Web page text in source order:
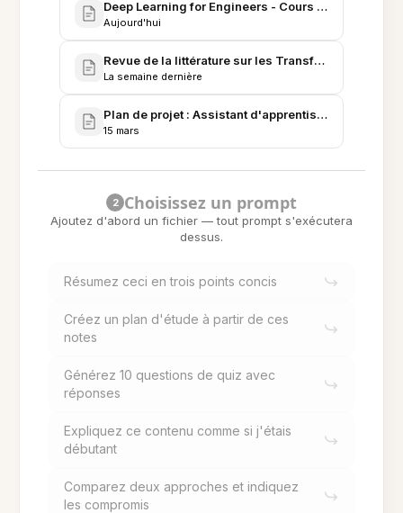
Deep Learning for Engineers - Cours et préparation
Aujourd'hui
Revue de la littérature sur les Transformers &
La semaine dernière
Plan de projet : Assistant d'apprentissage IA
15 mars
2 Choisissez un prompt
Ajoutez d'abord un fichier — tout prompt s'exécutera
dessus.
Résumez ceci en trois points concis
Créez un plan d'étude à partir de ces
notes
Générez 10 questions de quiz avec
réponses
Expliquez ce contenu comme si j'étais
débutant
Comparez deux approches et indiquez
les compromis